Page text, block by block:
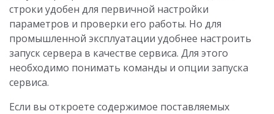
строки удобен для первичной настройки
параметров и проверки его работы. Но для
промышленной эксплуатации удобнее настроить
запуск сервера в качестве сервиса. Для этого
необходимо понимать команды и опции запуска
сервиса.
Если вы откроете содержимое поставляемых